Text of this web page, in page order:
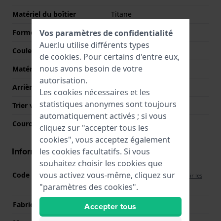
Matériel du boîtier
Titane
Forme du boîtier
Rond
Couleur du boîtier
Argent
Matériau du boîtier arrière
Acier inoxydable
Arrière de Boitier
Voir à travers
Trier verre
Saphire
Couronne
Couronne de tirer
Informations mouvement
Code Mouvement Ciga Design Custom
Voir les
spécifications
Fabricant de mouvement
Seagull
Vos paramètres de confidentialité
Auer.lu utilise différents types
de cookies. Pour certains d'entre eux,
nous avons besoin de votre
autorisation.
Les cookies nécessaires et les
statistiques anonymes sont toujours
automatiquement activés ; si vous
cliquez sur "accepter tous les
cookies", vous acceptez également
les cookies facultatifs. Si vous
souhaitez choisir les cookies que
vous activez vous-même, cliquez sur
"paramètres des cookies".
Accepter tous